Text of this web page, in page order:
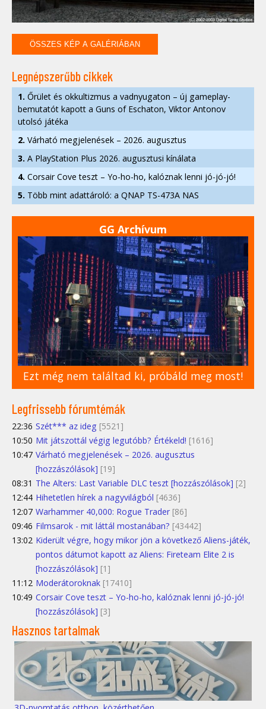
ÖSSZES KÉP A GALÉRIÁBAN
Legnépszerűbb cikkek
1. Őrület és okkultizmus a vadnyugaton – új gameplay-
bemutatót kapott a Guns of Eschaton, Viktor Antonov
utolsó játéka
2. Várható megjelenések – 2026. augusztus
3. A PlayStation Plus 2026. augusztusi kínálata
4. Corsair Cove teszt – Yo-ho-ho, kalóznak lenni jó-jó-jó!
5. Több mint adattároló: a QNAP TS-473A NAS
GG Archívum
Ezt még nem találtad ki, próbáld meg most!
Legfrissebb fórumtémák
22:36 Szét*** az ideg [5521]
10:50 Mit játszottál végig legutóbb? Értékeld! [1616]
10:47 Várható megjelenések – 2026. augusztus
[hozzászólások] [19]
08:31 The Alters: Last Variable DLC teszt [hozzászólások] [2]
12:44 Hihetetlen hírek a nagyvilágból [4636]
12:07 Warhammer 40,000: Rogue Trader [86]
09:46 Filmsarok - mit láttál mostanában? [43442]
13:02 Kiderült végre, hogy mikor jön a következő Aliens-játék,
pontos dátumot kapott az Aliens: Fireteam Elite 2 is
[hozzászólások] [1]
11:12 Moderátoroknak [17410]
10:49 Corsair Cove teszt – Yo-ho-ho, kalóznak lenni jó-jó-jó!
[hozzászólások] [3]
Hasznos tartalmak